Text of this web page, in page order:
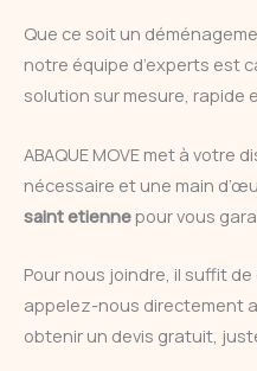
Que ce soit un
notre équipe d’experts est
solution sur mesure, rapide
ABAQUE MOVE met à votre
nécessaire et une main
saint etiennepour vous
Pour nous joindre, il suffit
appelez-nous directement
obtenir un devis gratuit,